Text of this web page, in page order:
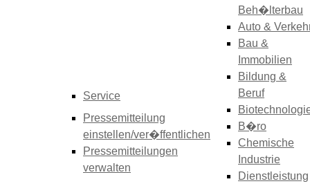
Service
Pressemitteilung
einstellen/ver�ffentlichen
Pressemitteilungen
verwalten
Beh�lterbau
Auto &
Bau &
Immobilien
Bildung &
Beruf
B�ro
Chemische
Industrie
Dienstleistung